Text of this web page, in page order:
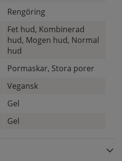
Rengöring
Fet hud, Kombinerad
hud, Mogen hud, Normal
hud
Pormaskar, Stora porer
Vegansk
Gel
Gel